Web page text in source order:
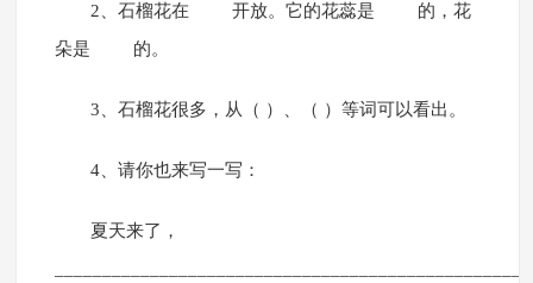
2、石榴花在 开放。它的花蕊是 的，花
朵是 的。
3、石榴花很多，从（ ）、（ ）等词可以看出。
4、请你也来写一写：
夏天来了，